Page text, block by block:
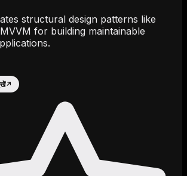
structural design patterns like
for building maintainable
↗